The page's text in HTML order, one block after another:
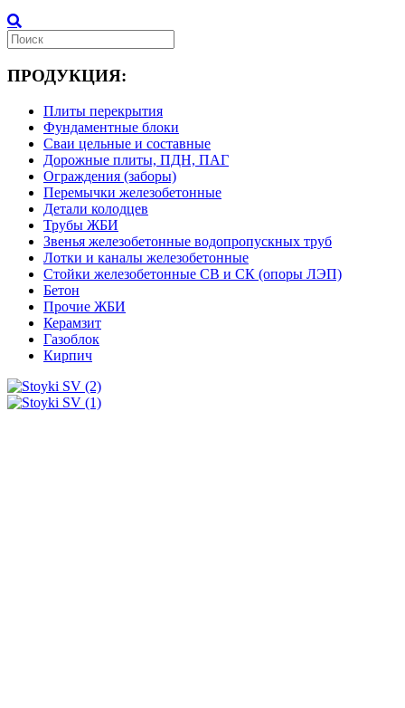
ПРОДУКЦИЯ:
Плиты перекрытия
Фундаментные блоки
Сваи цельные и составные
Дорожные плиты, ПДН, ПАГ
Ограждения (заборы)
Перемычки железобетонные
Детали колодцев
Трубы ЖБИ
Звенья железобетонные водопропускных труб
Лотки и каналы железобетонные
Стойки железобетонные СВ и СК (опоры ЛЭП)
Бетон
Прочие ЖБИ
Керамзит
Газоблок
Кирпич